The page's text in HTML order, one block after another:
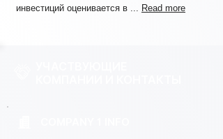
инвестиций оценивается в ... Read more